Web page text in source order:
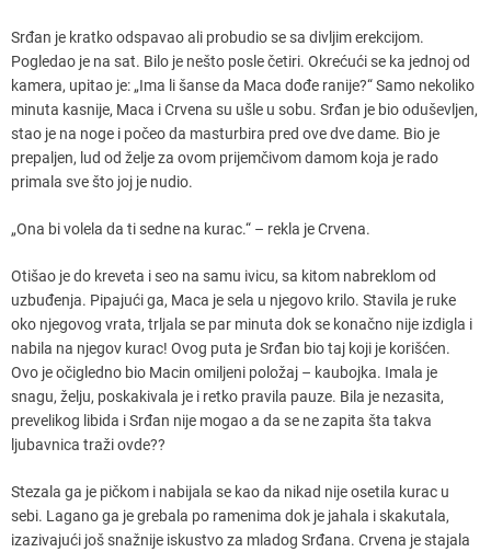
Srđan je kratko odspavao ali probudio se sa divljim erekcijom.
Pogledao je na sat. Bilo je nešto posle četiri. Okrećući se ka jednoj od
kamera, upitao je: „Ima li šanse da Maca dođe ranije?“ Samo nekoliko
minuta kasnije, Maca i Crvena su ušle u sobu. Srđan je bio oduševljen,
stao je na noge i počeo da masturbira pred ove dve dame. Bio je
prepaljen, lud od želje za ovom prijemčivom damom koja je rado
primala sve što joj je nudio.
„Ona bi volela da ti sedne na kurac.“ – rekla je Crvena.
Otišao je do kreveta i seo na samu ivicu, sa kitom nabreklom od
uzbuđenja. Pipajući ga, Maca je sela u njegovo krilo. Stavila je ruke
oko njegovog vrata, trljala se par minuta dok se konačno nije izdigla i
nabila na njegov kurac! Ovog puta je Srđan bio taj koji je korišćen.
Ovo je očigledno bio Macin omiljeni položaj – kaubojka. Imala je
snagu, želju, poskakivala je i retko pravila pauze. Bila je nezasita,
prevelikog libida i Srđan nije mogao a da se ne zapita šta takva
ljubavnica traži ovde??
Stezala ga je pičkom i nabijala se kao da nikad nije osetila kurac u
sebi. Lagano ga je grebala po ramenima dok je jahala i skakutala,
izazivajući još snažnije iskustvo za mladog Srđana. Crvena je stajala